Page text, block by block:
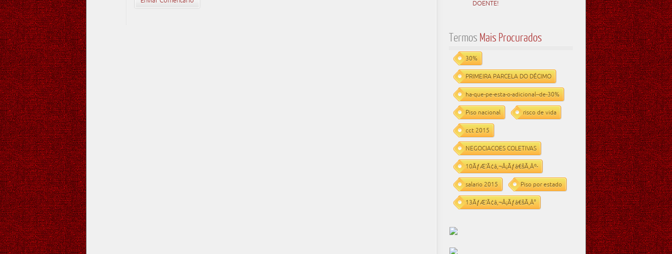
DOENTE!
Termos Mais Procurados
30%
PRIMEIRA PARCELA DO DÉCIMO
ha-que-pe-esta-o-adicional--de-30%
Piso nacional risco de vida
cct 2015
NEGOCIACOES COLETIVAS
10ÃƒÆ’Ã¢â‚¬Å¡Ãƒâ€šÃ‚Âº-
salario 2015 Piso por estado
13ÃƒÆ’Ã¢â‚¬Å¡Ãƒâ€šÃ‚Â°